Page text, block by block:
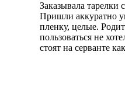
Заказывала тарелки
Пришли аккуратно
пленку, целые.
пользоваться не
стоят на серванте